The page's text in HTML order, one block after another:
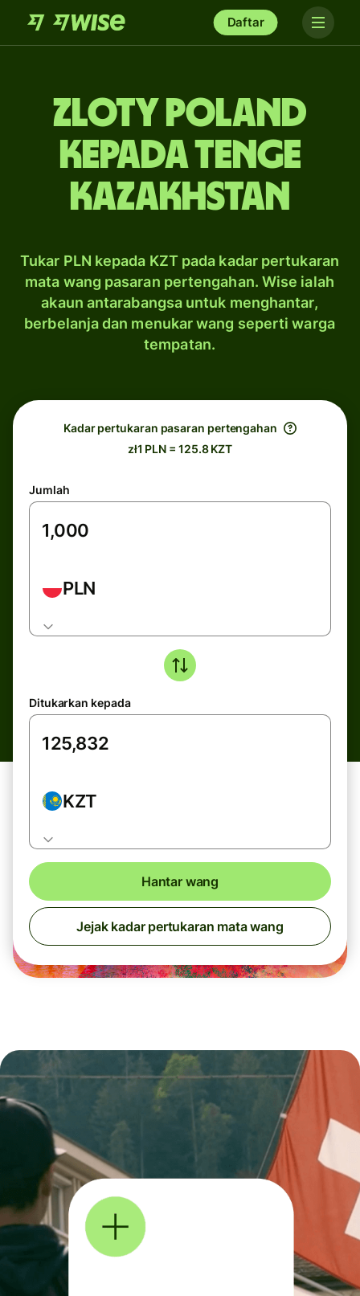
Daftar
zloty Poland
kepada tenge
Kazakhstan
Tukar PLN kepada KZT pada kadar pertukaran
mata wang pasaran pertengahan. Wise ialah
akaun antarabangsa untuk menghantar,
berbelanja dan menukar wang seperti warga
tempatan.
Kadar pertukaran pasaran pertengahan
zł1 PLN = 125.8 KZT
Jumlah
PLN
Ditukarkan kepada
KZT
Hantar wang
Jejak kadar pertukaran mata wang